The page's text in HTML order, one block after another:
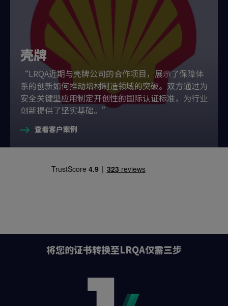
壳牌
“LRQA近期与壳牌公司的合作项目，展示了保障体
系的创新如何推动增材制造领域的突破。双方通过为
安全关键型应用制定开创性的国际认证标准，为行业
创新提供了坚实基础。”
查看客户案例
将您的证书转换至LRQA仅需三步